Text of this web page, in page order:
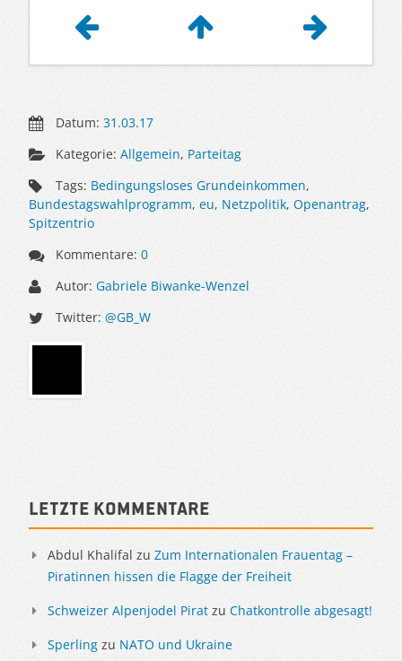
Datum:31.03.17
Kategorie:Allgemein, Parteitag
Tags: Bedingungsloses Grundeinkommen,
Bundestagswahlprogramm, eu, Netzpolitik, Openantrag,
Spitzentrio
Kommentare:0
Autor:Gabriele Biwanke-Wenzel
Twitter:@GB_W
Sidebar
Letzte Kommentare
Abdul Khalifal zu Zum Internationalen Frauentag –
Piratinnen hissen die Flagge der Freiheit
Schweizer Alpenjodel Pirat zu Chatkontrolle abgesagt!
Sperling zu NATO und Ukraine